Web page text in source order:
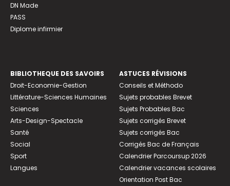
DN Made
PASS
Diplome infirmier
BIBLIOTHEQUE DES SAVOIRS
Droit-Economie-Gestion
Littérature-Sciences Humaines
Sciences
Arts-Design-Spectacle
Santé
Social
Sport
Langues
ASTUCES RÉVISIONS
Conseils et Méthodo
Sujets probables Brevet
Sujets Probables Bac
Sujets corrigés Brevet
Sujets corrigés Bac
Corrigés Bac de Français
Calendrier Parcoursup 2026
Calendrier vacances scolaires
Orientation Post Bac